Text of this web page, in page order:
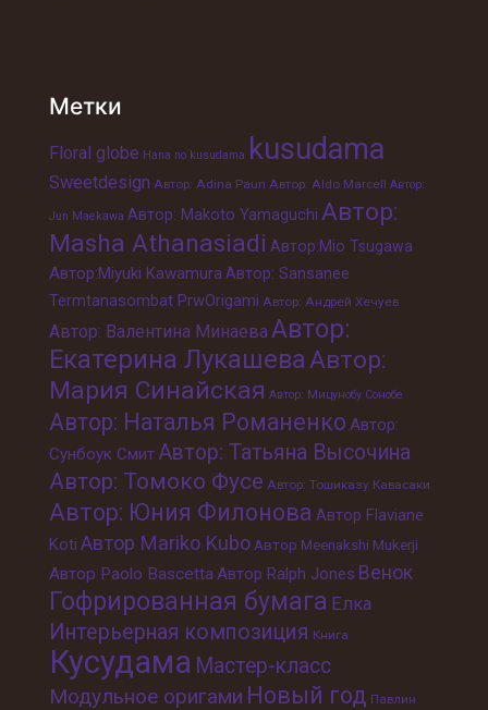
Метки
Floral globe Hana no kusudama kusudama
Sweetdesign Автор: Adina Paun Автор: Aldo Marcell Автор:
Jun Maekawa Автор: Makoto Yamaguchi Автор:
Masha Athanasiadi Автор:Mio Tsugawa
Автор:Miyuki KawamuraАвтор: Sansanee
Termtanasombat PrwOrigami Автор: Андрей Хечуев
Автор: Валентина МинаеваАвтор:
Екатерина ЛукашеваАвтор:
Мария Синайская Автор: Мицунобу Сонобе
Автор: Наталья Романенко Автор:
Сунбоук Смит Автор: Татьяна Высочина
Автор: Томоко Фусе Автор: Тошиказу Кавасаки
Автор: Юния Филонова Автор Flaviane
Koti Автор Mariko Kubo Автор Meenakshi Mukerji
Автор Paolo BascettaАвтор Ralph Jones Венок
Гофрированная бумага Елка
Интерьерная композиция Книга
Кусудама Мастер-класс
Модульное оригами Новый год Павлин